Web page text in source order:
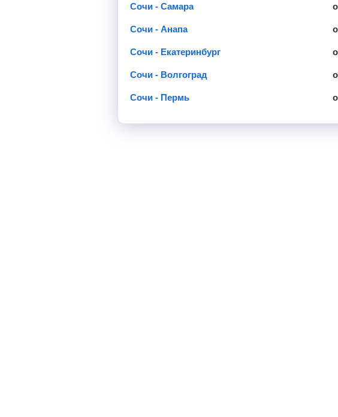
Сочи - Самара
Сочи - Анапа
Сочи - Екатеринбург
Сочи - Волгоград
Сочи - Пермь